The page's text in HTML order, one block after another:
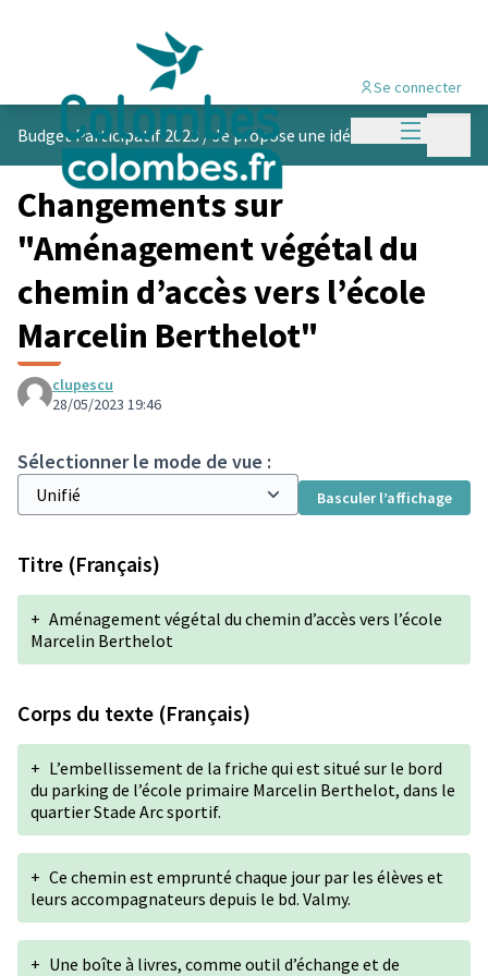
Menu
Se connecter
Budget Participatif 2023 /Je propose une idée
Changements sur
"Aménagement végétal du
chemin d’accès vers l’école
Marcelin Berthelot"
clupescu
28/05/2023 19:46
Sélectionner le mode de vue :
Basculer l’affichage
Titre (Français)
+ Aménagement végétal du chemin d’accès vers l’école
Marcelin Berthelot
Corps du texte (Français)
+ L’embellissement de la friche qui est situé sur le bord
du parking de l’école primaire Marcelin Berthelot, dans le
quartier Stade Arc sportif.
+ Ce chemin est emprunté chaque jour par les élèves et
leurs accompagnateurs depuis le bd. Valmy.
+ Une boîte à livres, comme outil d’échange et de